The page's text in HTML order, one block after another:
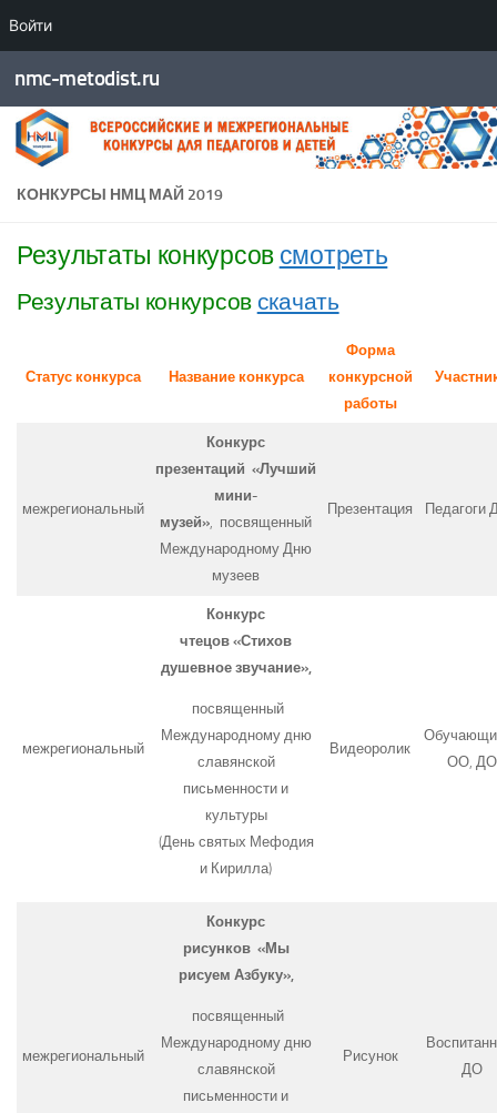
ВойтиПерейти к содержимому
nmc-metodist.ru
КОНКУРСЫ НМЦ МАЙ 2019
Результаты конкурсов смотреть
Результаты конкурсов скачать
Статус конкурса Название конкурса
Форма
конкурсной
работы
межрегиональный
Конкурс
презентаций «Лучший
мини-
музей», посвященный
Международному Дню
музеев
Презентация Педагоги
межрегиональный
Конкурс
чтецов «Стихов
душевное звучание»,
посвященный
Международному дню
славянской
письменности и
культуры
(День святых Мефодия
и Кирилла)
Видеоролик
ОО, ДО
межрегиональный
Конкурс
рисунков «Мы
рисуем Азбуку»,
посвященный
Международному дню
славянской
письменности и
Рисунок
ДО